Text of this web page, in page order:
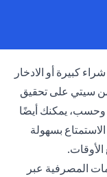
كبيرة أو الادخار
سيتي على تحقيق
يمكنك أيضًا
بسهولة
المصرفية عبر